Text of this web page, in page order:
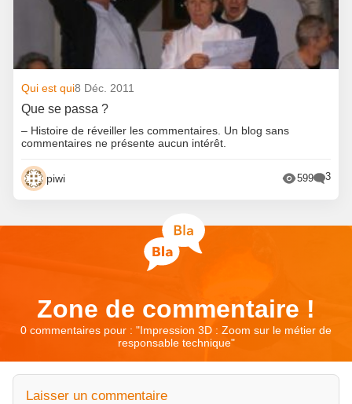
Qui est qui8 Déc. 2011
Que se passa ?
– Histoire de réveiller les commentaires. Un blog sans
commentaires ne présente aucun intérêt.
piwi 599 3
Zone de commentaire !
0 commentaires pour : "Impression 3D : Zoom sur le métier de
responsable technique"
Laisser un commentaire